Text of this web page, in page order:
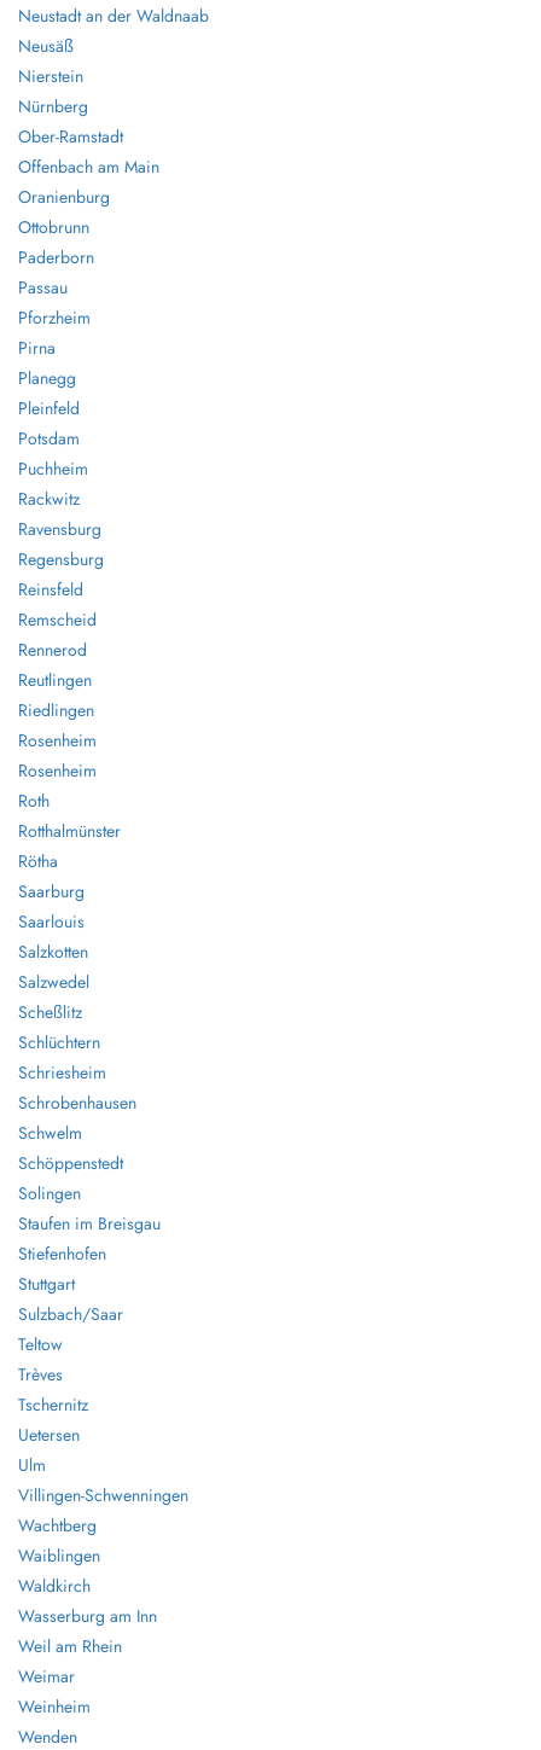
Neustadt an der Waldnaab
Neusäß
Nierstein
Nürnberg
Ober-Ramstadt
Offenbach am Main
Oranienburg
Ottobrunn
Paderborn
Passau
Pforzheim
Pirna
Planegg
Pleinfeld
Potsdam
Puchheim
Rackwitz
Ravensburg
Regensburg
Reinsfeld
Remscheid
Rennerod
Reutlingen
Riedlingen
Rosenheim
Rosenheim
Roth
Rotthalmünster
Rötha
Saarburg
Saarlouis
Salzkotten
Salzwedel
Scheßlitz
Schlüchtern
Schriesheim
Schrobenhausen
Schwelm
Schöppenstedt
Solingen
Staufen im Breisgau
Stiefenhofen
Stuttgart
Sulzbach/Saar
Teltow
Trèves
Tschernitz
Uetersen
Ulm
Villingen-Schwenningen
Wachtberg
Waiblingen
Waldkirch
Wasserburg am Inn
Weil am Rhein
Weimar
Weinheim
Wenden